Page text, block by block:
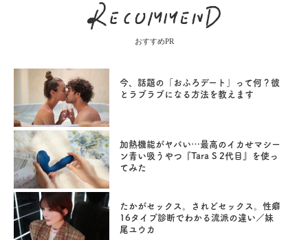
おすすめPR
今、話題の「おふろデート」って何？彼
とラブラブになる方法を教えます
加熱機能がヤバい…最高のイカせマシー
ン青い吸うやつ『Tara S 2代目』を使っ
てみた
たかがセックス。されどセックス。性癖
16タイプ診断でわかる流派の違い／妹
尾ユウカ